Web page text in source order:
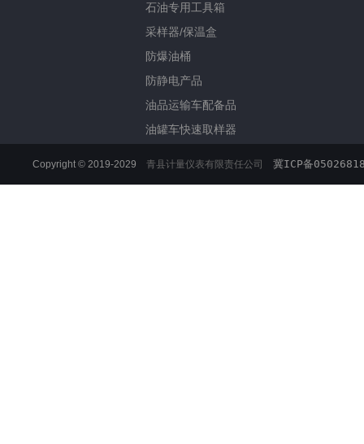
石油专用工具箱
采样器/保温盒
防爆油桶
防静电产品
油品运输车配备品
油罐车快速取样器
Copyright © 2019-2029 青县计量仪表有限责任公司 冀ICP备